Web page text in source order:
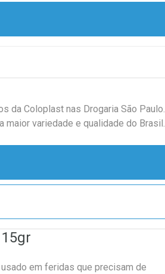
da Coloplast nas Drogaria São Paulo.
maior variedade e qualidade do Brasil.
em feridas que precisam de